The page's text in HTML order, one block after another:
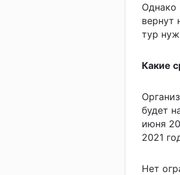
Однако
вернут
тур
Какие
будет
июня
2021
Нет